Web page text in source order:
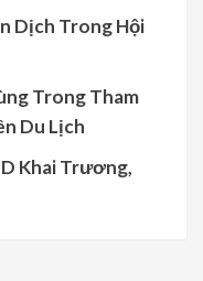
Dịch Trong Hội
Trong Tham
Du Lịch
Khai Trương,